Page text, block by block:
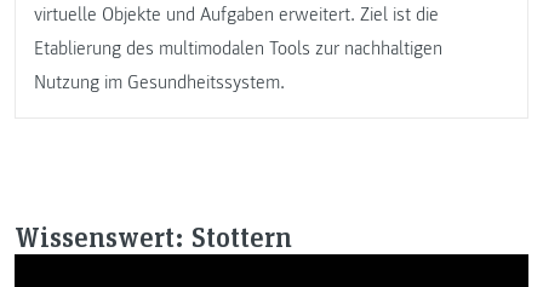
virtuelle Objekte und Aufgaben erweitert. Ziel ist die
Etablierung des multimodalen Tools zur nachhaltigen
Nutzung im Gesundheitssystem.
Wissenswert: Stottern